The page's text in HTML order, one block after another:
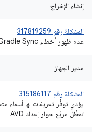
إنشاء الإخراج
المشكلة رقم 317819259
عدم ظهور أخطاء AS Iguana Gradle Sync
مدير الجهاز
المشكلة رقم 315186117
يؤدي توفُّر تعريفات لها أسماء
تعطُّل مربّع حوار إعداد AVD